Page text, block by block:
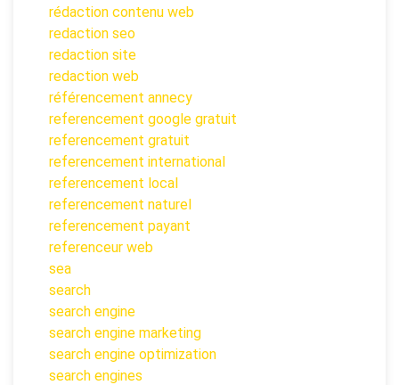
rédaction contenu web
redaction seo
redaction site
redaction web
référencement annecy
referencement google gratuit
referencement gratuit
referencement international
referencement local
referencement naturel
referencement payant
referenceur web
sea
search
search engine
search engine marketing
search engine optimization
search engines